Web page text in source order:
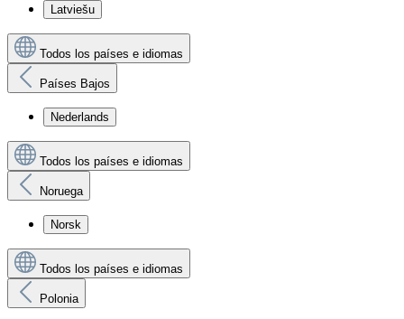
Latviešu
Todos los países e idiomas
Países Bajos
Nederlands
Todos los países e idiomas
Noruega
Norsk
Todos los países e idiomas
Polonia